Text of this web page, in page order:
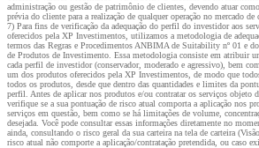
administração ou gestão de patrimônio de clientes, devendo atuar
prévia do cliente para a realização de qualquer operação no mercado de
7) Para fins de verificação da adequação do perfil do investidor aos
oferecidos pela XP Investimentos, utilizamos a metodologia de
termos das Regras e Procedimentos ANBIMA de Suitability nº 01 e
de Produtos de Investimento. Essa metodologia consiste em atribuir
cada perfil de investidor (conservador, moderado e agressivo), bem
um dos produtos oferecidos pela XP Investimentos, de modo que
todos os produtos, desde que dentro das quantidades e limites da
perfil. Antes de aplicar nos produtos e/ou contratar os serviços objeto
verifique se a sua pontuação de risco atual comporta a aplicação nos
serviços em questão, bem como se há limitações de volume,
desejada. Você pode consultar essas informações diretamente no
ainda, consultando o risco geral da sua carteira na tela de carteira
risco atual não comporte a aplicação/contratação pretendida, ou caso